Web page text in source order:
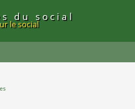
du social
le social
cookies